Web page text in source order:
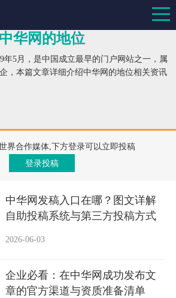
中华网的地位
年5月，是中国成立最早的门户网站之一，属
，本篇文章详细介绍中华网的地位相关资讯
界合作媒体,下方登录可以立即投稿
登录投稿
中华网发稿入口在哪？图文详解
自助投稿系统与第三方投稿方式
2026-06-03
企业必看：在中华网成功发布文
章的官方渠道与资质准备清单